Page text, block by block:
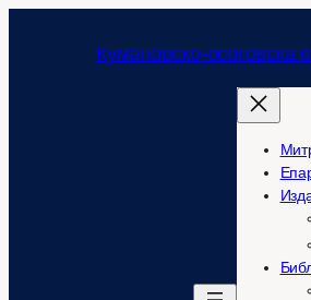
содржината
Кумановско-осоговска